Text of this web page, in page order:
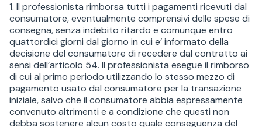
1. Il professionista rimborsa tutti i pagamenti ricevuti dal
consumatore, eventualmente comprensivi delle spese di
consegna, senza indebito ritardo e comunque entro
quattordici giorni dal giorno in cui e’ informato della
decisione del consumatore di recedere dal contratto ai
sensi dell’articolo 54. Il professionista esegue il rimborso
di cui al primo periodo utilizzando lo stesso mezzo di
pagamento usato dal consumatore per la transazione
iniziale, salvo che il consumatore abbia espressamente
convenuto altrimenti e a condizione che questi non
debba sostenere alcun costo quale conseguenza del